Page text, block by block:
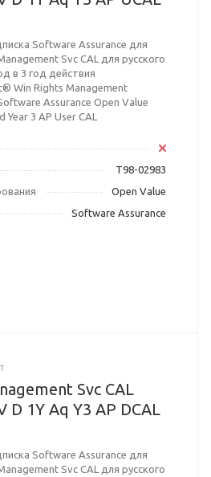
Software Assurance для
Svc CAL для русского
в 3 год действия
Win Rights Management
Assurance Open Value
Year 3 AP User CAL
T98-02983
Open Value
Software Assurance
Svc CAL
D 1Y Aq Y3 AP DCAL
Software Assurance для
Svc CAL для русского